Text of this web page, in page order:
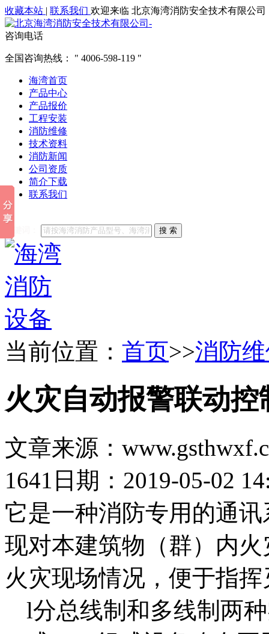
收藏本站 | 联系我们 欢迎来临 北京海湾消防安全技术有限公司
咨询电话
全国咨询热线： 4006-598-119
海湾首页
产品中心
产品报价
工程安装
消防维修
技术资料
消防新闻
公司资质
简介下载
联系我们
他们都在搜索:
搜 索
当前位置： 首页>>消防
火灾自动报警联动
文章来源：
1641 日期：2019-05-02
它是一种消防专用的通
现对本建筑物（群）内
火灾现场情况，便于指
l分总线制和多线制两